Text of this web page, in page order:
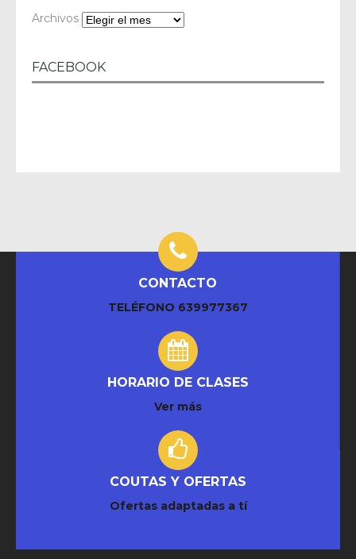
Archivos
FACEBOOK
CONTACTO
TELÉFONO 639977367
HORARIO DE CLASES
Ver más
COUTAS Y OFERTAS
Ofertas adaptadas a tí